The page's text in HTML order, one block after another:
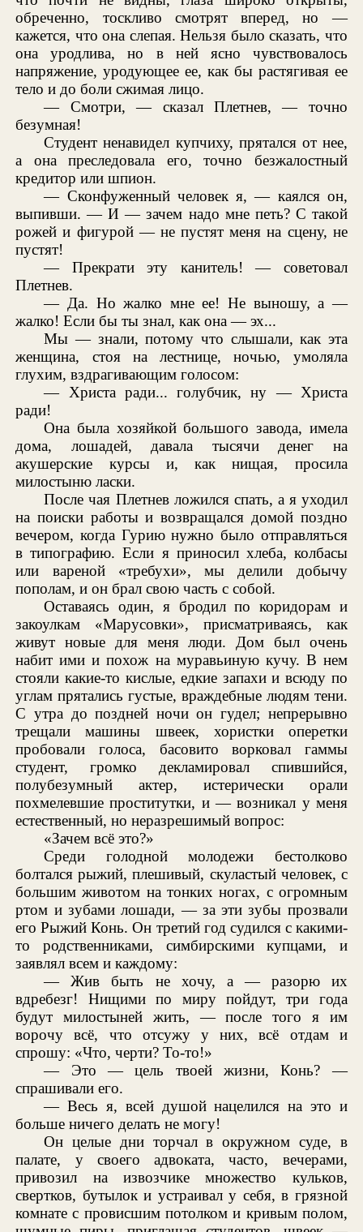
обреченно, тоскливо смотрят вперед, но —
кажется, что она слепая. Нельзя было сказать, что
она уродлива, но в ней ясно чувствовалось
напряжение, уродующее ее, как бы растягивая ее
тело и до боли сжимая лицо.
— Смотри, — сказал Плетнев, — точно
безумная!
Студент ненавидел купчиху, прятался от нее,
а она преследовала его, точно безжалостный
кредитор или шпион.
— Сконфуженный человек я, — каялся он,
выпивши. — И — зачем надо мне петь? С такой
рожей и фигурой — не пустят меня на сцену, не
пустят!
— Прекрати эту канитель! — советовал
Плетнев.
— Да. Но жалко мне ее! Не выношу, а —
жалко! Если бы ты знал, как она — эх...
Мы — знали, потому что слышали, как эта
женщина, стоя на лестнице, ночью, умоляла
глухим, вздрагивающим голосом:
— Христа ради... голубчик, ну — Христа
ради!
Она была хозяйкой большого завода, имела
дома, лошадей, давала тысячи денег на
акушерские курсы и, как нищая, просила
милостыню ласки.
После чая Плетнев ложился спать, а я уходил
на поиски работы и возвращался домой поздно
вечером, когда Гурию нужно было отправляться
в типографию. Если я приносил хлеба, колбасы
или вареной «требухи», мы делили добычу
пополам, и он брал свою часть с собой.
Оставаясь один, я бродил по коридорам и
закоулкам «Марусовки», присматриваясь, как
живут новые для меня люди. Дом был очень
набит ими и похож на муравьиную кучу. В нем
стояли какие-то кислые, едкие запахи и всюду по
углам прятались густые, враждебные людям тени.
С утра до поздней ночи он гудел; непрерывно
трещали машины швеек, хористки оперетки
пробовали голоса, басовито ворковал гаммы
студент, громко декламировал спившийся,
полубезумный актер, истерически орали
похмелевшие проститутки, и — возникал у меня
естественный, но неразрешимый вопрос:
«Зачем всё это?»
Среди голодной молодежи бестолково
болтался рыжий, плешивый, скуластый человек, с
большим животом на тонких ногах, с огромным
ртом и зубами лошади, — за эти зубы прозвали
его Рыжий Конь. Он третий год судился с какими-
то родственниками, симбирскими купцами, и
заявлял всем и каждому:
— Жив быть не хочу, а — разорю их
вдребезг! Нищими по миру пойдут, три года
будут милостыней жить, — после того я им
ворочу всё, что отсужу у них, всё отдам и
спрошу: «Что, черти? То-то!»
— Это — цель твоей жизни, Конь? —
спрашивали его.
— Весь я, всей душой нацелился на это и
больше ничего делать не могу!
Он целые дни торчал в окружном суде, в
палате, у своего адвоката, часто, вечерами,
привозил на извозчике множество кульков,
свертков, бутылок и устраивал у себя, в грязной
комнате с провисшим потолком и кривым полом,